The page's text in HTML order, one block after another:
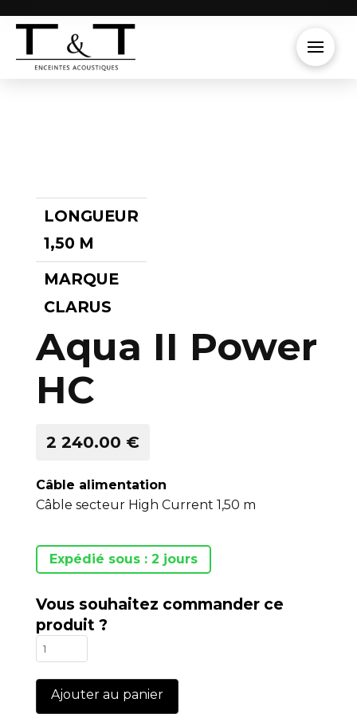
LONGUEUR
1,50 M
MARQUE
CLARUS
Aqua II Power
HC
2 240.00 €
Câble alimentation
Câble secteur High Current 1,50 m
Expédié sous : 2 jours
Vous souhaitez commander ce
produit ?
quantité
de
Aqua
II
Ajouter au panier